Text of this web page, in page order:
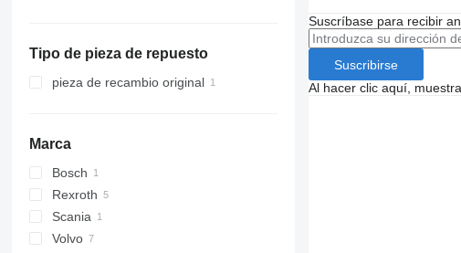
grúas autocargantes
Tipo de pieza de repuesto
pieza de recambio original
Marca
Bosch
Rexroth
Scania
L-series
Volvo
Suscríbase para recibir
Suscribirse
Al hacer clic aquí,